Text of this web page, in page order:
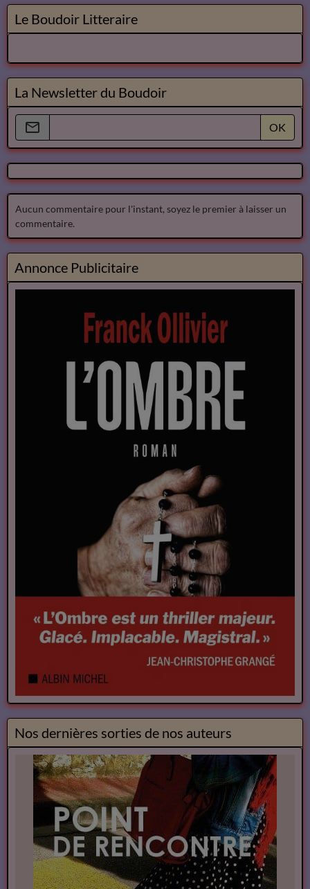
Le Boudoir Litteraire
La Newsletter du Boudoir
OK
Aucun commentaire pour l'instant, soyez le premier à laisser un
commentaire.
Annonce Publicitaire
Nos dernières sorties de nos auteurs